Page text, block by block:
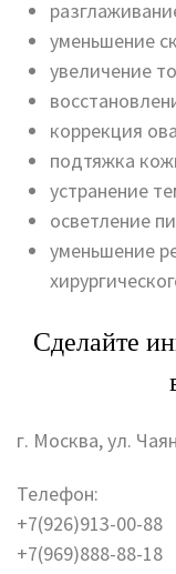
уменьшение
увеличение
коррекция
подтяжка
устранение
осветление
уменьшение
Сделайте
г. Москва, ул.
Телефон:
+7(926)913-00-88
+7(969)888-88-18